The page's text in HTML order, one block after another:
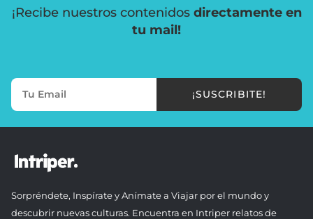
¡Recibe nuestros contenidos directamente en
tu mail!
¡SUSCRIBITE!
Sorpréndete, Inspírate y Anímate a Viajar por el mundo y
descubrir nuevas culturas. Encuentra en Intriper relatos de